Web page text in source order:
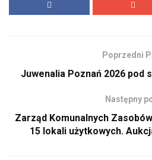
Poprzedni
Juwenalia Poznań 2026 pod
Następny
Zarząd Komunalnych
15 lokali użytkowych.